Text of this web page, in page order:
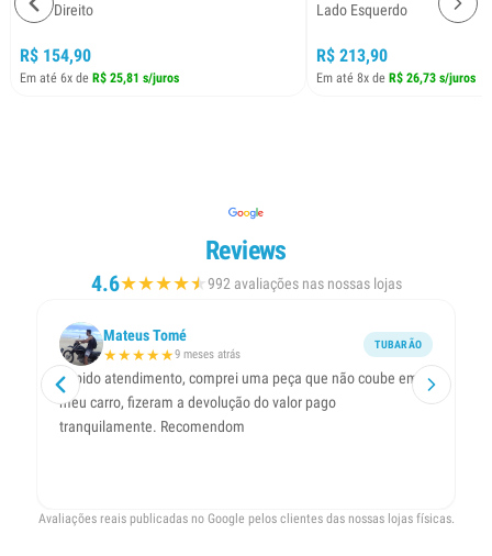
Lado Direito
R$ 154,90
Em até 6x de R$ 25,81 s/juros
Lado Esquerdo
R$ 213,90
Em até 8x de R$ 26,73 s/juros
Reviews
4.6★★★★★
★992 avaliações nas nossas lojas
Mateus Tomé
★★★★★9 meses atrás
TUBARÃO
Rápido atendimento, comprei uma peça que não coube em
meu carro, fizeram a devolução do valor pago
tranquilamente. Recomendom
Avaliações reais publicadas no Google pelos clientes das nossas lojas físicas.